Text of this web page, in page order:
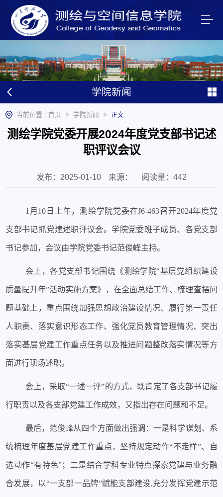
学院新闻
当前位置 : 首页 > 学院新闻 > 正文
测绘学院党委开展2024年度党支部书记述
职评议会议
发布：2025-01-10 来源： 阅读量： 442
1月10日上午，测绘学院党委在J6-463召开2024年度党
支部书记抓党建述职评议会。学院党委班子成员、各党支部
书记参加，会议由学院党委书记范俊峰主持。
会上，各党支部书记围绕《测绘学院“基层党组织建设
质量提升年”活动实施方案》，在全面总结工作、梳理查摆问
题基础上，重点围绕加强思想政治建设情况、履行第一责任
人职责、落实意识形态工作、强化党员教育管理情况、突出
落实基层党建工作重点任务以及推进问题整改落实情况等方
面进行现场述职。
会上，采取“一述一评”的方式，既肯定了各支部书记履
行职责以及各支部党建工作成效，又指出存在问题和不足。
最后，范俊峰从四个方面做出强调：一是科学谋划、系
统梳理年度基层党建工作重点，坚持规定动作“不走样”、自
选动作“有特色”；二是结合学科专业特点探索党建与业务融
合发展，以“一支部一品牌”赋能支部建设,充分发挥党建示范